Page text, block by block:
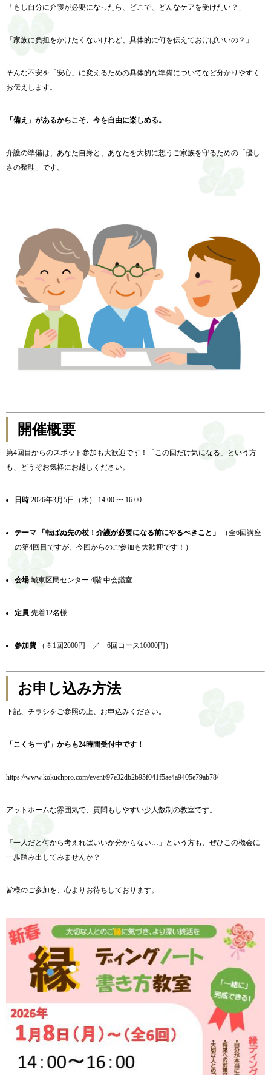
「もし自分に介護が必要になったら、どこで、どんなケアを受けたい？」
「家族に負担をかけたくないけれど、具体的に何を伝えておけばいいの？」
そんな不安を「安心」に変えるための具体的な準備についてなど分かりやすく
お伝えします。
「備え」があるからこそ、今を自由に楽しめる。
介護の準備は、あなた自身と、あなたを大切に想うご家族を守るための「優し
さの整理」です。
開催概要
第4回目からのスポット参加も大歓迎です！「この回だけ気になる」という方
も、どうぞお気軽にお越しください。
日時2026年3月5日（木） 14:00 〜 16:00
テーマ 「転ばぬ先の杖！介護が必要になる前にやるべきこと」
（全6回講座
の第4回目ですが、今回からのご参加も大歓迎です！）
会場 城東区民センター 4階 中会議室
定員 先着12名様
参加費 （※1回2000円 ／ 6回コース10000円）
お申し込み方法
下記、チラシをご参照の上、お申込みください。
「こくちーず」からも24時間受付中です！
https://www.kokuchpro.com/event/97e32db2b95f041f5ae4a9405e79ab78/
アットホームな雰囲気で、質問もしやすい少人数制の教室です。
「一人だと何から考えればいいか分からない…」という方も、ぜひこの機会に
一歩踏み出してみませんか？
皆様のご参加を、心よりお待ちしております。